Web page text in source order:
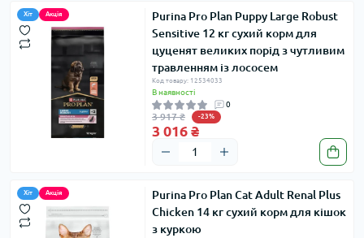
Хіт Акція
Purina Pro Plan Puppy Large Robust
Sensitive 12 кг сухий корм для
цуценят великих порід з чутливим
травленням із лососем
Код товару: 12534033
В наявності
0
3 917 ₴ -23%
3 016 ₴
Хіт Акція
Purina Pro Plan Cat Adult Renal Plus
Chicken 14 кг сухий корм для кішок
з куркою